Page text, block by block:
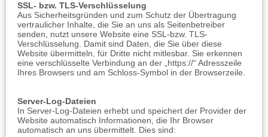
SSL- bzw. TLS-Verschlüsselung
Aus Sicherheitsgründen und zum Schutz der Übertragung
vertraulicher Inhalte, die Sie an uns als Seitenbetreiber
senden, nutzt unsere Website eine SSL-bzw. TLS-
Verschlüsselung. Damit sind Daten, die Sie über diese
Website übermitteln, für Dritte nicht mitlesbar. Sie erkennen
eine verschlüsselte Verbindung an der „https://“ Adresszeile
Ihres Browsers und am Schloss-Symbol in der Browserzeile.
Server-Log-Dateien
In Server-Log-Dateien erhebt und speichert der Provider der
Website automatisch Informationen, die Ihr Browser
automatisch an uns übermittelt. Dies sind: